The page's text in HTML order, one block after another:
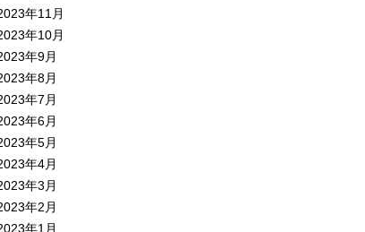
年11月
年10月
年9月
年8月
年7月
年6月
年5月
年4月
年3月
年2月
年1月